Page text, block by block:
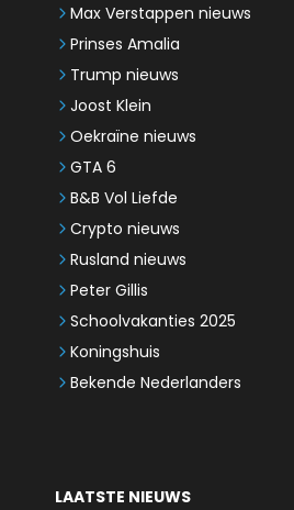
Max Verstappen nieuws
Prinses Amalia
Trump nieuws
Joost Klein
Oekraïne nieuws
GTA 6
B&B Vol Liefde
Crypto nieuws
Rusland nieuws
Peter Gillis
Schoolvakanties 2025
Koningshuis
Bekende Nederlanders
LAATSTE NIEUWS